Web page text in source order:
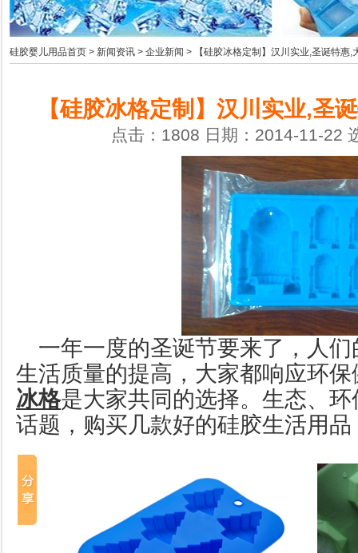
硅胶婴儿用品首页 > 新闻资讯 > 企业新闻 > 【硅胶冰格定制】汉川实业,圣诞特惠,
【硅胶冰格定制】汉川实业,圣
点击：1808 日期：2014-11-22
一年一度的圣诞节要来了，人们
生活质量的提高，大家都响应环
冰格是大家共同的选择。生态、
话题，购买几款好的硅胶生活用